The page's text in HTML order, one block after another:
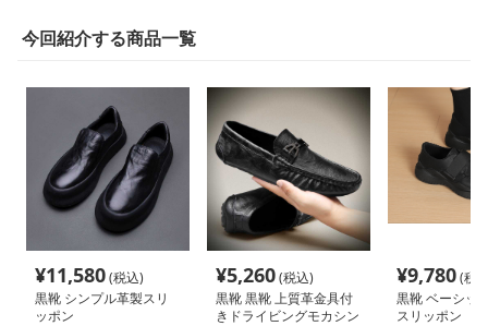
今回紹介する商品一覧
¥11,580(税込)
黒靴 シンプル革製スリ
ッポン
¥5,260(税込)
黒靴 黒靴 上質革金具付
きドライビングモカシン
¥9,780(税
黒靴 ベーシッ
スリッポン